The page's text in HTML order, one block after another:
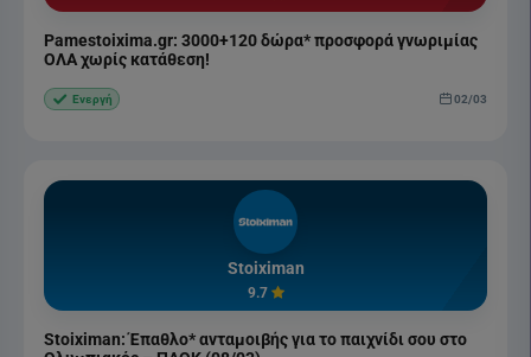
Pamestoixima.gr: 3000+120 δώρα* προσφορά γνωριμίας
ΟΛΑ χωρίς κατάθεση!
Ενεργή 02/03
Stoiximan
9.7
Stoiximan: Έπαθλο* ανταμοιβής για το παιχνίδι σου στο